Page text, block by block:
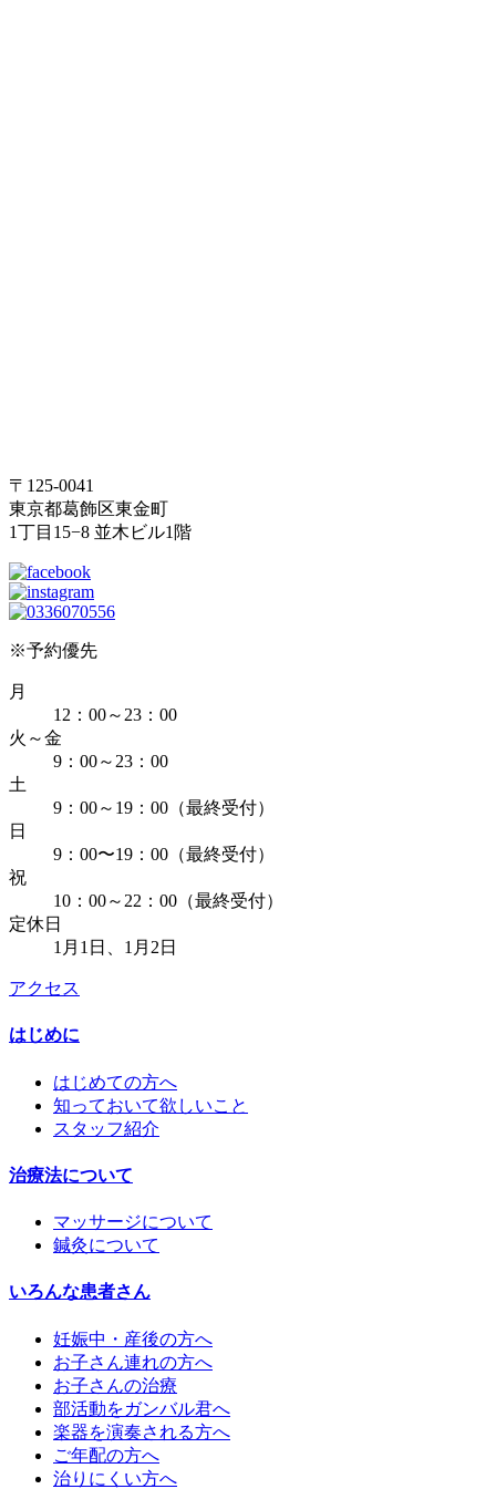
〒125-0041
東京都葛飾区東金町
1丁目15−8 並木ビル1階
※予約優先
月
12：00～23：00
火～金
9：00～23：00
土
9：00～19：00（最終受付）
日
9：00〜19：00（最終受付）
祝
10：00～22：00（最終受付）
定休日
1月1日、1月2日
アクセス
はじめに
はじめての方へ
知っておいて欲しいこと
スタッフ紹介
治療法について
マッサージについて
鍼灸について
いろんな患者さん
妊娠中・産後の方へ
お子さん連れの方へ
お子さんの治療
部活動をガンバル君へ
楽器を演奏される方へ
ご年配の方へ
治りにくい方へ